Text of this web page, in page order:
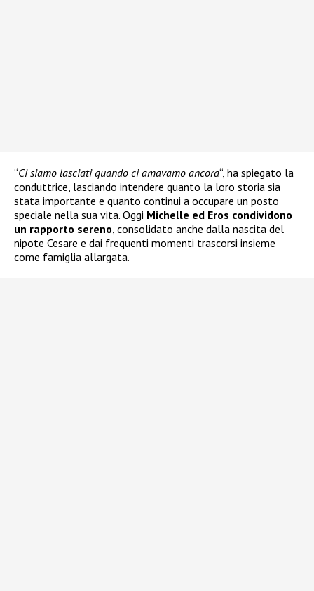
“Ci siamo lasciati quando ci amavamo ancora“, ha spiegato la
conduttrice, lasciando intendere quanto la loro storia sia
stata importante e quanto continui a occupare un posto
speciale nella sua vita. Oggi Michelle ed Eros condividono
un rapporto sereno, consolidato anche dalla nascita del
nipote Cesare e dai frequenti momenti trascorsi insieme
come famiglia allargata.